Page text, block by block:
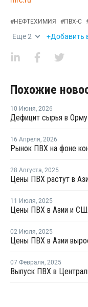
#НЕФТЕХИМИЯ #ПВХ-С
Еще2 +Добавить
Похожие
10 Июня, 2026
16 Апреля, 2026
28 Августа, 2025
Цены ПВХ растут в
11 Июля, 2025
02 Июля, 2025
Цены ПВХ в Азии
07 Февраля, 2025